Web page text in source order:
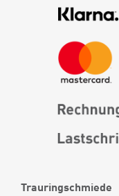
Trauringschmiede